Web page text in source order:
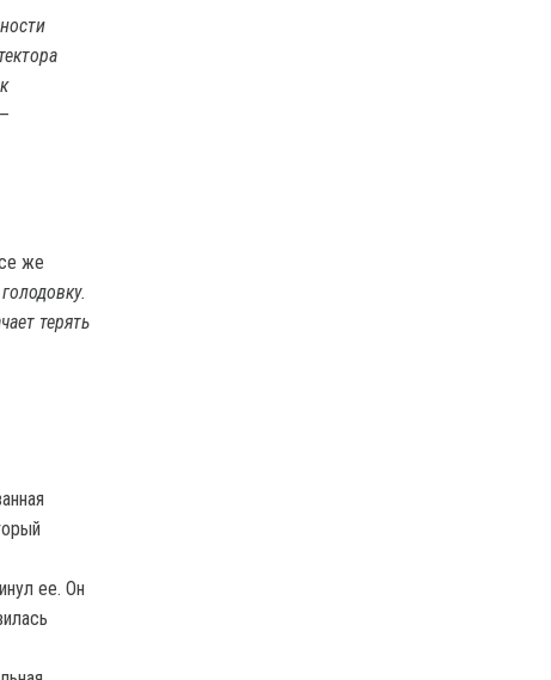
же
терять
ее. Он